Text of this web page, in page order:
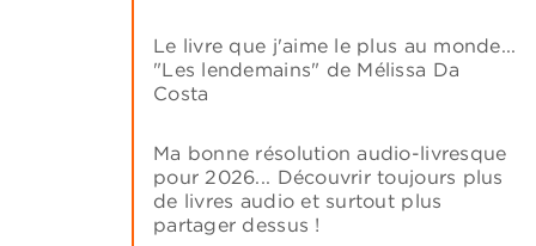
Le livre que j'aime le plus au monde...
"Les lendemains" de Mélissa Da
Costa
Ma bonne résolution audio-livresque
pour 2026... Découvrir toujours plus
de livres audio et surtout plus
partager dessus !